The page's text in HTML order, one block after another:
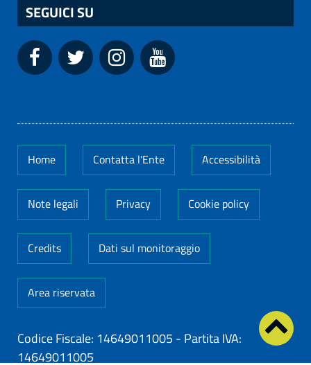
SEGUICI SU
Home Contatta l'Ente Accessibilità
Note legali Privacy Cookie policy
Credits Dati sul monitoraggio
Area riservata
Codice Fiscale: 14649011005 - Partita IVA:
14649011005